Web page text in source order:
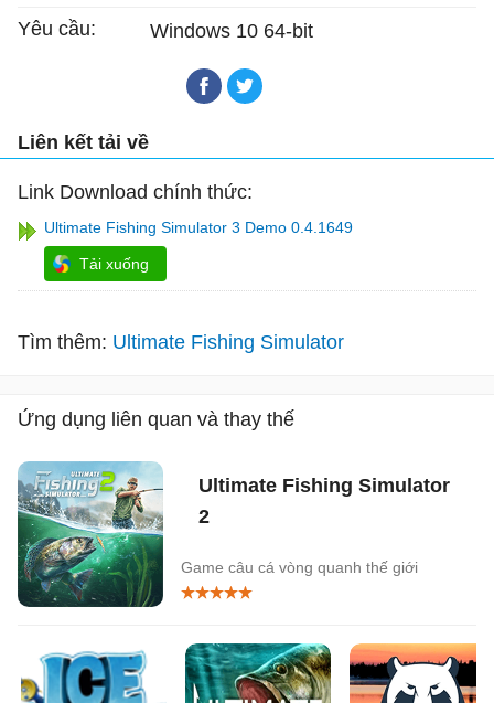
Yêu cầu:
Windows 10 64-bit
Liên kết tải về
Link Download chính thức:
Ultimate Fishing Simulator 3 Demo 0.4.1649
Tải xuống
Tìm thêm: Ultimate Fishing Simulator
Ứng dụng liên quan và thay thế
Ultimate Fishing Simulator
2
Game câu cá vòng quanh thế giới